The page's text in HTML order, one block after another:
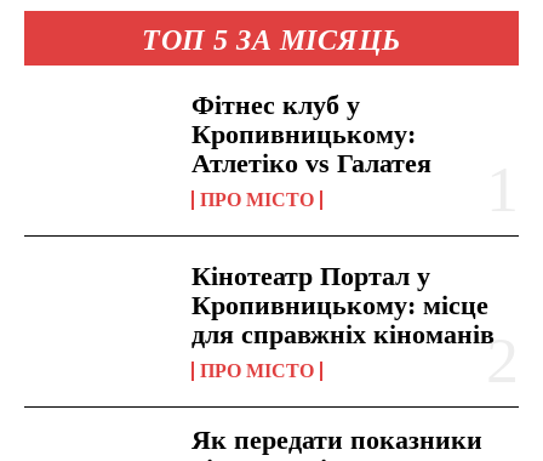
ТОП 5 ЗА МІСЯЦЬ
Фітнес клуб у
Кропивницькому:
Атлетіко vs Галатея
ПРО МІСТО
Кінотеатр Портал у
Кропивницькому: місце
для справжніх кіноманів
ПРО МІСТО
Як передати показники